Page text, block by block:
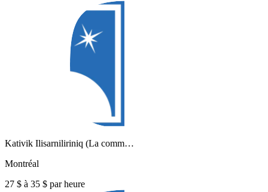
Kativik Ilisarniliriniq (La comm…
Montréal
27 $ à 35 $ par heure